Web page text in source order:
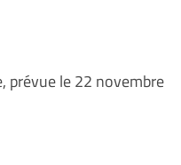
prévue le 22 novembre